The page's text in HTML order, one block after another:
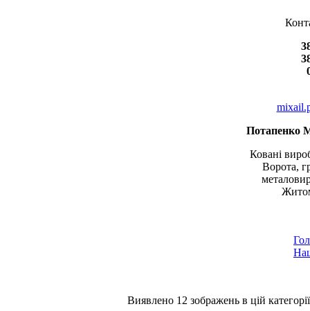
Потапенко
Ковані
Ворота,
Виявлено 12 зображень в цій